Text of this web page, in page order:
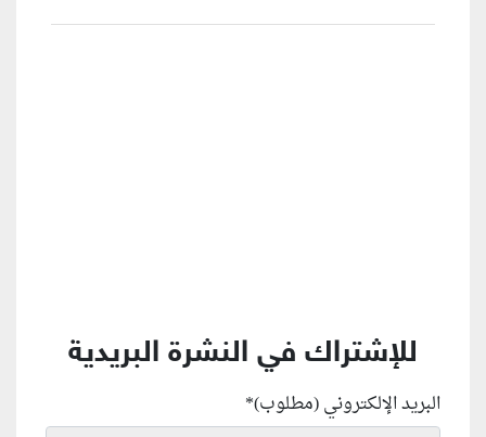
للإشتراك في النشرة البريدية
البريد الإلكتروني (مطلوب)*